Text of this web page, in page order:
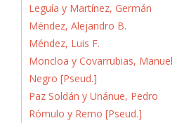
Leguía y Martínez, Germán
Méndez, Alejandro B.
Méndez, Luis F.
Moncloa y Covarrubias, Manuel
Negro [Pseud.]
Paz Soldán y Unánue, Pedro
Rómulo y Remo [Pseud.]